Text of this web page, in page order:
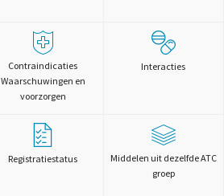
Contraindicaties
Waarschuwingen en
voorzorgen
Interacties
Registratiestatus
Middelen uit dezelfde ATC
groep